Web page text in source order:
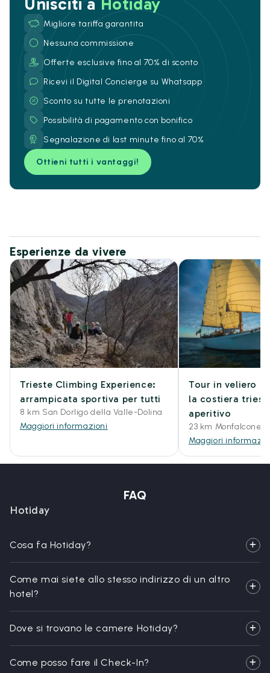
Migliore tariffa garantita
Nessuna commissione
Offerte esclusive fino al 70% di sconto
Ricevi il Digital Concierge su Whatsapp
Sconto su tutte le prenotazioni
Possibilità di pagamento con bonifico
Segnalazione di last minute fino al 70%
Ottieni tutti i vantaggi!
Esperienze da vivere
Trieste Climbing Experience:
arrampicata sportiva per tutti
8 km San Dorligo della Valle-Dolina
Maggiori informazioni
Tour in veliero
la costiera
aperitivo
23 km Monfalcone
Maggiori
FAQ
Hotiday
Cosa fa Hotiday?
Come mai siete allo stesso indirizzo di un altro
hotel?
Dove si trovano le camere Hotiday?
Come posso fare il Check-In?